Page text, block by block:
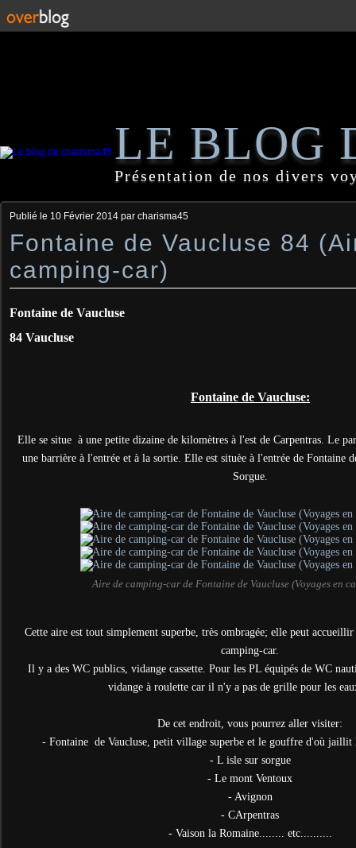
LE BLOG
Présentation de nos divers
Publié le 10 Février 2014 par charisma45
Fontaine de Vaucluse 84
camping-car)
Fontaine de Vaucluse
84 Vaucluse
Fontaine de Vaucluse:
Elle se situe à une petite dizaine de kilomètres à l'est de Carpentras. Le
une barrière à l'entrée et à la sortie. Elle est situèe à l'entrée de Fontaine
Sorgue.
Aire de camping-car de Fontaine de Vaucluse (Voyages en
Cette aire est tout simplement superbe, très ombragée; elle peut
camping-car.
Il y a des WC publics, vidange cassette. Pour les PL équipés de WC
vidange à roulette car il n'y a pas de grille pour les
De cet endroit, vous pourrez aller visiter:
- Fontaine de Vaucluse, petit village superbe et le gouffre d'où jaillit
- L isle sur sorgue
- Le mont Ventoux
- Avignon
- CArpentras
- Vaison la Romaine........ etc..........